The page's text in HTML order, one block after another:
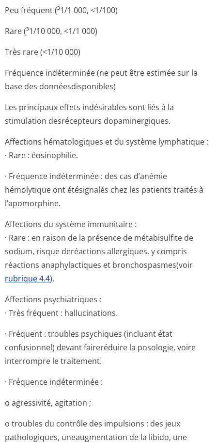
Peu fréquent (³1/1 000, <1/100)
Rare (³1/10 000, <1/1 000)
Très rare (<1/10 000)
Fréquence indéterminée (ne peut être estimée sur la
base des donnéesdisponibles)
Les principaux effets indésirables sont liés à la
stimulation desrécepteurs dopaminergiques.
Affections hématologiques et du système lymphatique :
· Rare : éosinophilie.
· Fréquence indéterminée : des cas d’anémie
hémolytique ont étésignalés chez les patients traités à
l’apomorphine.
Affections du système immunitaire :
· Rare : en raison de la présence de métabisulfite de
sodium, risque deréactions allergiques, y compris
réactions anaphylactiques et bronchospasmes(voir
rubrique 4.4).
Affections psychiatriques :
· Très fréquent : hallucinations.
· Fréquent : troubles psychiques (incluant état
confusionnel) devant faireréduire la posologie, voire
interrompre le traitement.
· Fréquence indéterminée :
o agressivité, agitation ;
o troubles du contrôle des impulsions : des jeux
pathologiques, uneaugmentation de la libido, une